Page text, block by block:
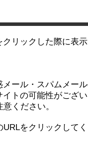
リックした際に表
ール・スパムメー
トの可能性がござ
ください。
URLをクリックして